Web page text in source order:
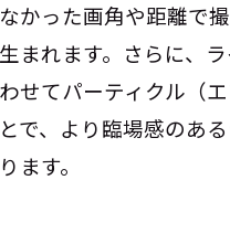
かった画角や距離で
まれます。さらに、
せてパーティクル（
で、より臨場感のあ
ます。